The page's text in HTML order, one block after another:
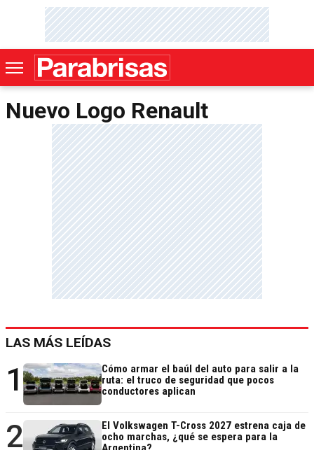
Nuevo Logo Renault
LAS MÁS LEÍDAS
1
Cómo armar el baúl del auto para salir a la
ruta: el truco de seguridad que pocos
conductores aplican
2
El Volkswagen T-Cross 2027 estrena caja de
ocho marchas, ¿qué se espera para la